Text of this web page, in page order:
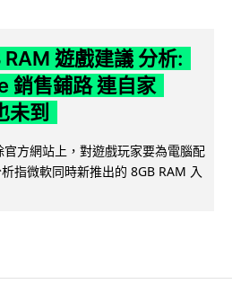
遊戲建議 分析:
銷售鋪路 連自家
未到
方網站上，對遊戲玩家要為電腦配
指微軟同時新推出的 8GB RAM 入